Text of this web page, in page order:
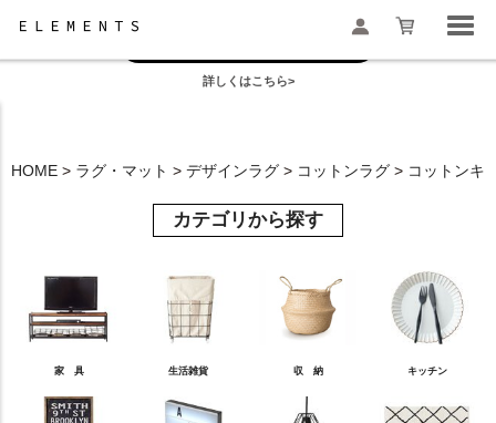
お盆の模様替えは今がおすすめ！
詳しくはこちら>
HOME ラグ・マット デザインラグ コットンラグ コットンキ
カテゴリから探す
家 具 生活雑貨 収 納 キッチン